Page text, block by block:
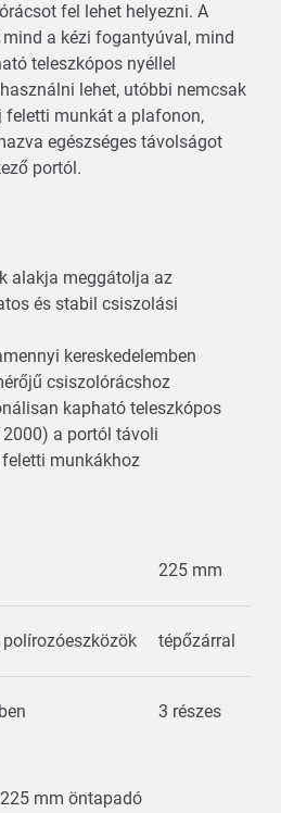
fel lehet helyezni. A
a kézi fogantyúval, mind
teleszkópos nyéllel
lehet, utóbbi nemcsak
feletti munkát a plafonon,
egészséges távolságot
portól.
alakja meggátolja az
és stabil csiszolási
kereskedelemben
csiszolórácshoz
kapható teleszkópos
a portól távoli
munkákhoz
225 mm
tépőzárral
3 részes
mm öntapadó